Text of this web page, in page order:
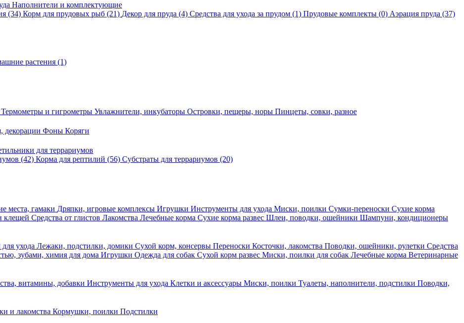
Наполнители и комплектующие
(34) Корм для прудовых рыб (21) Декор для пруда (4) Средства для ухода за прудом (1) Прудовые комплекты (0) Аэрация пруда (37)
растения (1)
Термометры и гигрометры Увлажнители, инкубаторы Островки, пещеры, норы Пинцеты, совки, разное
декорации Фоны Коряги
для террариумов
(42) Корма для рептилий (56) Субстраты для террариумов (20)
места, гамаки Дряпки, игровые комплексы Игрушки Инструменты для ухода Миски, поилки Сумки-переноски Сухие корма
клещей Средства от глистов Лакомства Лечебные корма Сухие корма развес Шлеи, поводки, ошейники Шампуни, кондиционеры
ухода Лежаки, подстилки, домики Сухой корм, консервы Переноски Косточки, лакомства Поводки, ошейники, рулетки Средства
зубами, химия для дома Игрушки Одежда для собак Сухой корм развес Миски, поилки для собак Лечебные корма Ветеринарные
витамины, добавки Инструменты для ухода Клетки и аксессуары Миски, поилки Туалеты, наполнители, подстилки Поводки,
и лакомства Кормушки, поилки Подстилки